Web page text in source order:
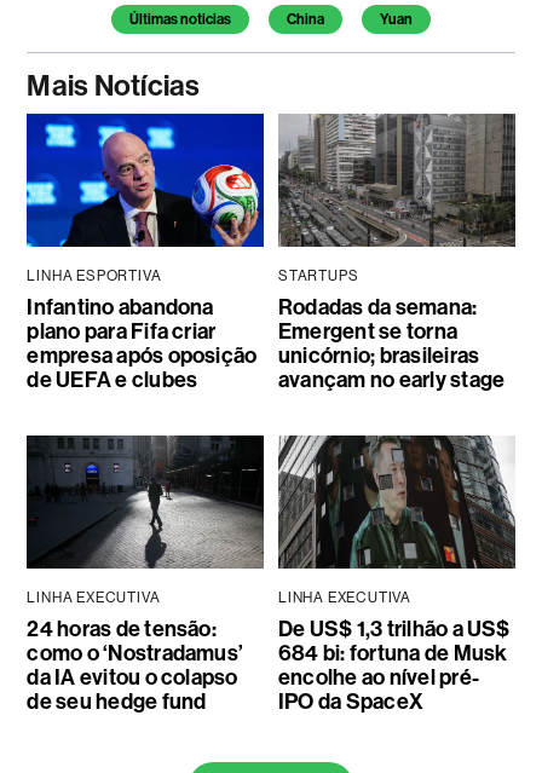
Temas deste artigo
Últimas noticias China Yuan
Mais Notícias
LINHA ESPORTIVA
Infantino abandona
plano para Fifa criar
empresa após oposição
de UEFA e clubes
STARTUPS
Rodadas da semana:
Emergent se torna
unicórnio; brasileiras
avançam no early stage
LINHA EXECUTIVA
24 horas de tensão:
como o ‘Nostradamus’
da IA evitou o colapso
de seu hedge fund
LINHA EXECUTIVA
De US$ 1,3 trilhão a US$
684 bi: fortuna de Musk
encolhe ao nível pré-
IPO da SpaceX